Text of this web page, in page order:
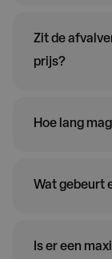
Zit de
prijs?
Hoe lang
Wat gebeurt
Is er een